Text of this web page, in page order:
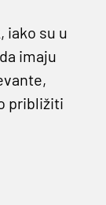
iako su u
imaju
približiti